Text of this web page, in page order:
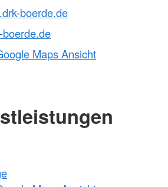
boerde.de
Maps Ansicht